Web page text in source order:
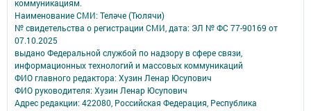
коммуникациям.
Наименование СМИ: Теләче (Тюлячи)
№ свидетельства о регистрации СМИ, дата: ЭЛ № ФС 77-90169 от
07.10.2025
выдано Федеральной службой по надзору в сфере связи,
информационных технологий и массовых коммуникаций
ФИО главного редактора: Хузин Ленар Юсупович
ФИО руководителя: Хузин Ленар Юсупович
Адрес редакции: 422080, Российская Федерация, Республика